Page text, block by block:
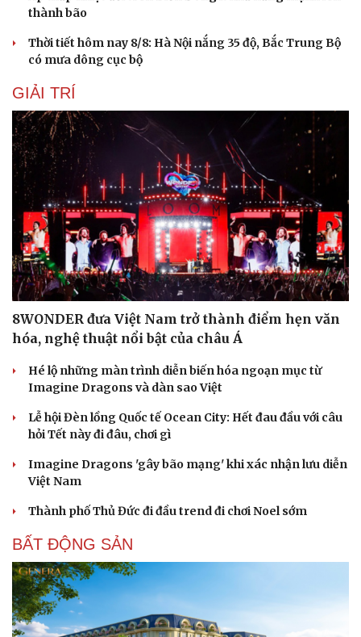
Cải chính
thành bão
Thời tiết hôm nay 8/8: Hà Nội nắng 35 độ, Bắc Trung Bộ
có mưa dông cục bộ
GIẢI TRÍ
8WONDER đưa Việt Nam trở thành điểm hẹn văn
hóa, nghệ thuật nổi bật của châu Á
Hé lộ những màn trình diễn biến hóa ngoạn mục từ
Imagine Dragons và dàn sao Việt
Lễ hội Đèn lồng Quốc tế Ocean City: Hết đau đầu với câu
hỏi Tết này đi đâu, chơi gì
Imagine Dragons 'gây bão mạng' khi xác nhận lưu diễn
Việt Nam
Thành phố Thủ Đức đi đầu trend đi chơi Noel sớm
BẤT ĐỘNG SẢN